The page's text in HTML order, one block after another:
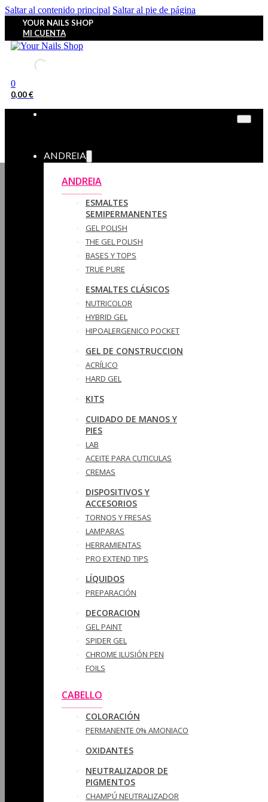
Saltar al contenido principal Saltar al pie de página
YOUR NAILS SHOP
MI CUENTA
0
0,00€
ANDREIA
ANDREIA
ESMALTES
SEMIPERMANENTES
GEL POLISH
THE GEL POLISH
BASES Y‎ TOPS
TRUE PURE
ESMALTES CLÁSICOS
NUTRICOLOR
HYBRID GEL
HIPOALERGENICO POCKET
GEL DE CONSTRUCCION
ACRÍLICO
HARD GEL
KITS
CUIDADO DE MANOS Y
PIES
LAB
ACEITE PARA CUTICULAS
CREMAS
DISPOSITIVOS Y
ACCESORIOS
TORNOS Y FRESAS
LAMPARAS
HERRAMIENTAS
PRO EXTEND TIPS
LÍQUIDOS
PREPARACIÓN
DECORACION
GEL PAINT
SPIDER GEL
CHROME ILUSIÓN PEN
FOILS
CABELLO
COLORACIÓN
PERMANENTE 0% AMONIACO
OXIDANTES
NEUTRALIZADOR DE
PIGMENTOS
CHAMPÚ NEUTRALIZADOR